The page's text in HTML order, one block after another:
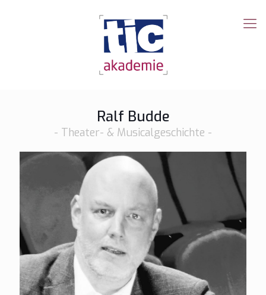
Ralf Budde
- Theater- & Musicalgeschichte -